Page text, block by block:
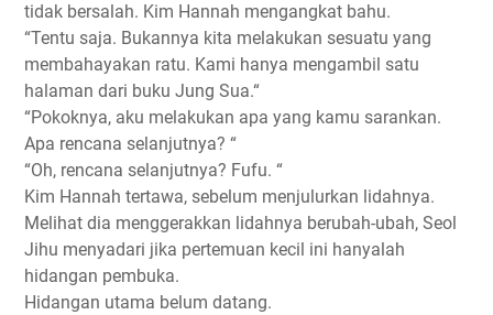
tidak bersalah. Kim Hannah mengangkat bahu.
“Tentu saja. Bukannya kita melakukan sesuatu yang
membahayakan ratu. Kami hanya mengambil satu
halaman dari buku Jung Sua.“
“Pokoknya, aku melakukan apa yang kamu sarankan.
Apa rencana selanjutnya? “
“Oh, rencana selanjutnya? Fufu. “
Kim Hannah tertawa, sebelum menjulurkan lidahnya.
Melihat dia menggerakkan lidahnya berubah-ubah, Seol
Jihu menyadari jika pertemuan kecil ini hanyalah
hidangan pembuka.
Hidangan utama belum datang.